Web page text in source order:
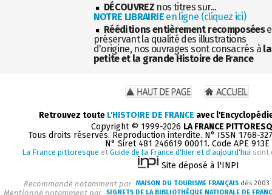
DÉCOUVREZ nos titres sur...
NOTRE LIBRAIRIEen ligne (cliquez ici)
Rééditions entièrement recomposées
préservant la qualité des illustrations
d'origine, nos ouvrages sont consacrés à la
petite et la grande Histoire de France
Retrouvez toute L'HISTOIRE DE FRANCE avec
Copyright © 1999-2026 LA FRANCE
Tous droits réservés. Reproduction interdite. N° ISSN 1768-
N° Siret 481 246619 00011. Code APE 913E
La France pittoresque et Guide de la France d'hier et d'aujourd'hui sont
Site déposé à l'INPI
Recommandé notamment par MAISON DU TOURISME FRANÇAIS dès
Mentionné notamment par SIGNETS DE LA BIBLIOTHÈQUE NATIONALE DE